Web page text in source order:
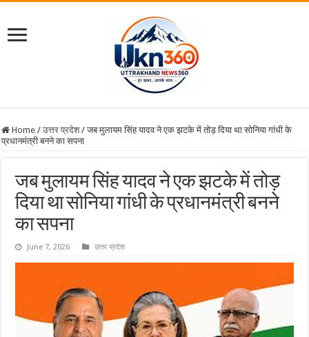
Home / उत्तर प्रदेश / जब मुलायम सिंह यादव ने एक झटके में तोड़ दिया था सोनिया गांधी के
प्रधानमंत्री बनने का सपना
जब मुलायम सिंह यादव ने एक झटके में तोड़
दिया था सोनिया गांधी के प्रधानमंत्री बनने
का सपना
June 7, 2026 उत्तर प्रदेश